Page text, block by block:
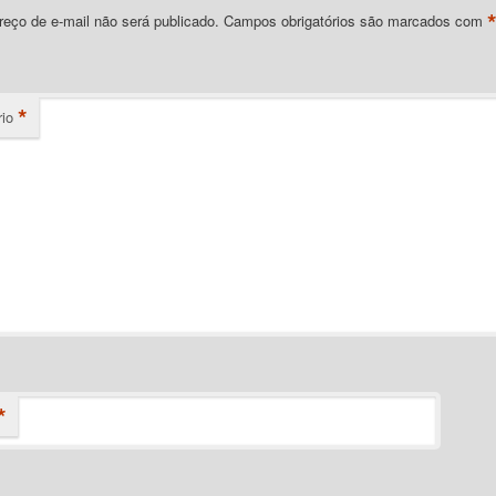
de e-mail não será publicado. Campos obrigatórios são marcados com *
*